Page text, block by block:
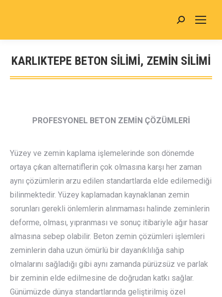
Search:
KARLIKTEPE BETON SİLİMİ, ZEMİN SİLİMİ
You are here:
PROFESYONEL BETON ZEMİN ÇÖZÜMLERİ
Yüzey ve zemin kaplama işlemelerinde son dönemde
ortaya çıkan alternatiflerin çok olmasına karşı her zaman
aynı çözümlerin arzu edilen standartlarda elde edilemediği
bilinmektedir. Yüzey kaplamadan kaynaklanan zemin
sorunları gerekli önlemlerin alınmaması halinde zeminlerin
deforme, olması, yıpranması ve sonuç itibariyle ağır hasar
almasına sebep olabilir. Beton zemin çözümleri işlemleri
zeminlerin daha uzun ömürlü bir dayanıklılığa sahip
olmalarını sağladığı gibi aynı zamanda pürüzsüz ve parlak
bir zeminin elde edilmesine de doğrudan katkı sağlar.
Günümüzde dünya standartlarında geliştirilmiş özel